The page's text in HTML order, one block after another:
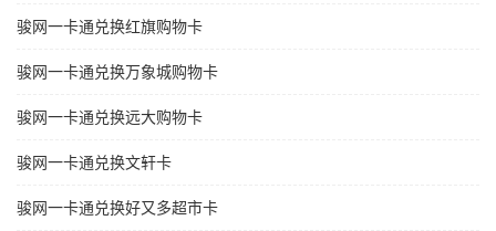
骏网一卡通兑换红旗购物卡
骏网一卡通兑换万象城购物卡
骏网一卡通兑换远大购物卡
骏网一卡通兑换文轩卡
骏网一卡通兑换好又多超市卡